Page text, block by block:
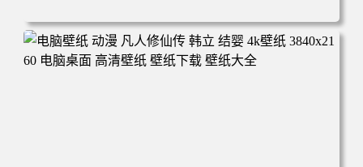
电脑壁纸 动漫角色 卡通场景 夏日休闲 夏日壁纸 治愈系 童
年回忆 荷塘荷叶 蜡笔小新 电脑桌面 高清壁纸 壁纸下载 壁